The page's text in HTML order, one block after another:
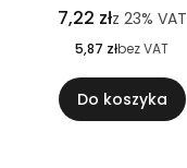
7,22 złz 23% VAT
5,87 złbez VAT
Do koszyka